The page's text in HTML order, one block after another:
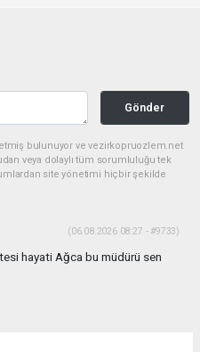
Gönder
etmiş bulunuyor ve vezirkopruozlem.net
veya dolaylı tüm sorumluluğu tek
site yönetimi hiçbir şekilde
(06.08.2026 08:27 - #9733)
hayati Ağca bu müdürü sen